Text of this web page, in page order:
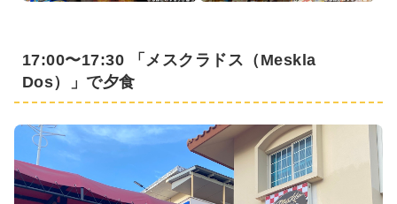
17:00〜17:30 「メスクラドス（Meskla
Dos）」で夕食